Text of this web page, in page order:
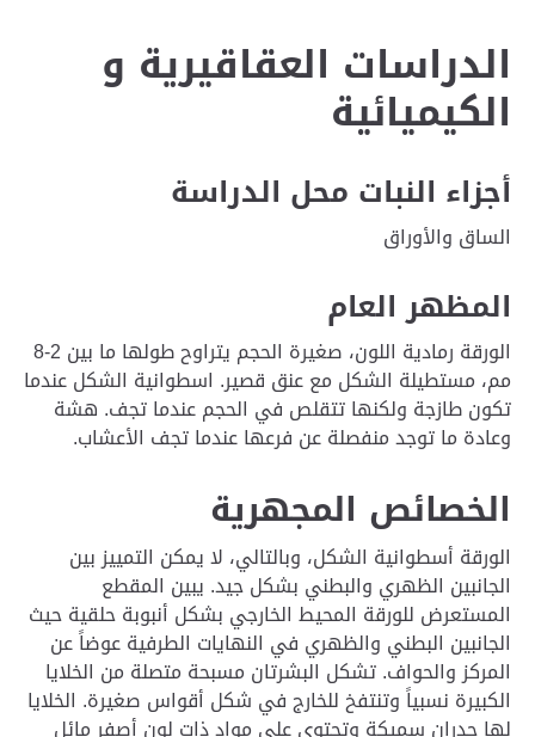
الدراسات العقاقيرية و
الكيميائية
أجزاء النبات محل الدراسة
الساق والأوراق
المظهر العام
الورقة رمادية اللون، صغيرة الحجم يتراوح طولها ما بين 2-8
مم، مستطيلة الشكل مع عنق قصير. اسطوانية الشكل عندما
تكون طازجة ولكنها تتقلص في الحجم عندما تجف. هشة
وعادة ما توجد منفصلة عن فرعها عندما تجف الأعشاب.
الخصائص المجهرية
الورقة أسطوانية الشكل، وبالتالي، لا يمكن التمييز بين
الجانبين الظهري والبطني بشكل جيد. يبين المقطع
المستعرض للورقة المحيط الخارجي بشكل أنبوبة حلقية حيث
الجانبين البطني والظهري في النهايات الطرفية عوضاً عن
المركز والحواف. تشكل البشرتان مسبحة متصلة من الخلايا
الكبيرة نسبياً وتنتفخ للخارج في شكل أقواس صغيرة. الخلايا